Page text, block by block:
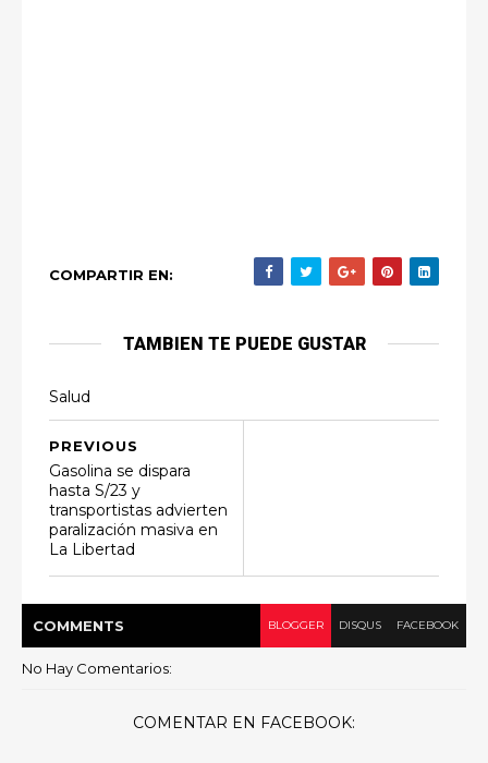
COMPARTIR EN:
TAMBIEN TE PUEDE GUSTAR
Salud
PREVIOUS
Gasolina se dispara
hasta S/23 y
transportistas advierten
paralización masiva en
La Libertad
COMMENTS BLOGGER DISQUS FACEBOOK
No Hay Comentarios:
COMENTAR EN FACEBOOK: